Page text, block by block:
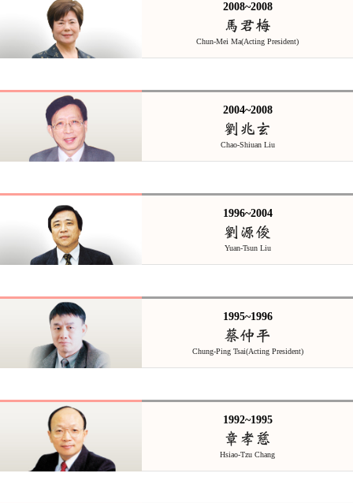
2008~2008
馬君梅
Chun-Mei Ma(Acting President)
2004~2008
劉兆玄
Chao-Shiuan Liu
1996~2004
劉源俊
Yuan-Tsun Liu
1995~1996
蔡仲平
Chung-Ping Tsai(Acting President)
1992~1995
章孝慈
Hsiao-Tzu Chang